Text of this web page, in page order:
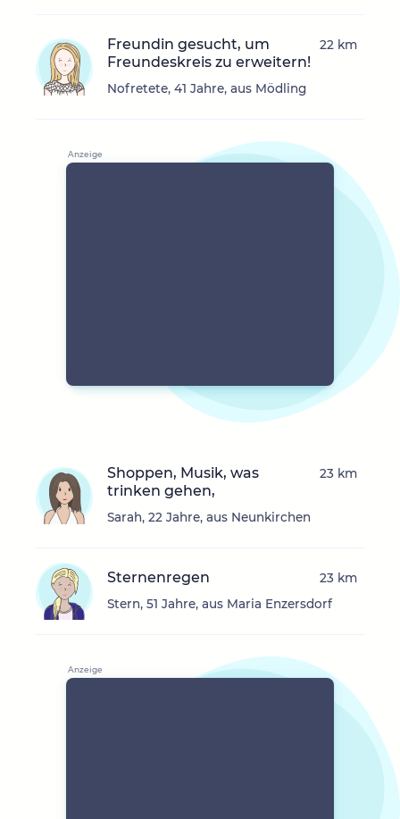
Freundin gesucht, um
Freundeskreis zu erweitern!
Nofretete, 41 Jahre, aus Mödling
22 km
Shoppen, Musik, was
trinken gehen,
Sarah, 22 Jahre, aus Neunkirchen
23 km
Sternenregen
Stern, 51 Jahre, aus Maria Enzersdorf
23 km